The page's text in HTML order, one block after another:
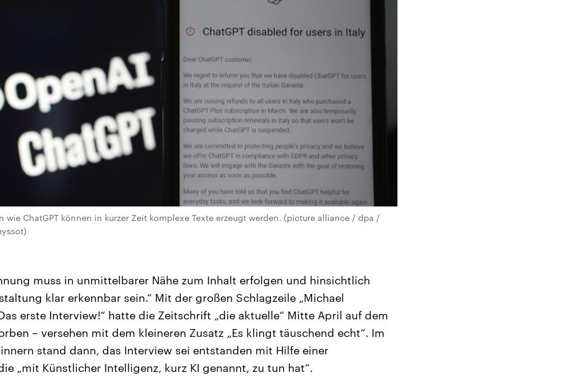
wie ChatGPT können in kurzer Zeit komplexe Texte erzeugt werden. (picture alliance / dpa /
muss in unmittelbarer Nähe zum Inhalt erfolgen und hinsichtlich
klar erkennbar sein.“ Mit der großen Schlagzeile „Michael
erste Interview!“ hatte die Zeitschrift „die aktuelle“ Mitte April auf dem
– versehen mit dem kleineren Zusatz „Es klingt täuschend echt“. Im
stand dann, das Interview sei entstanden mit Hilfe einer
„mit Künstlicher Intelligenz, kurz KI genannt, zu tun hat“.